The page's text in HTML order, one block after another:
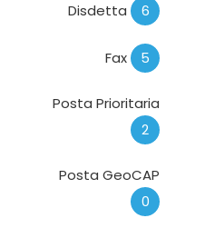
Disdetta 6
Fax 5
Posta Prioritaria
2
Posta GeoCAP
0